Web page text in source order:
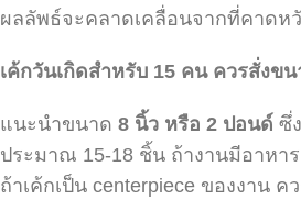
ผลลัพธ์จะคลาดเคลื่อนจากที่คาดห
เค้กวันเกิดสำหรับ 15 คน ควรสั่งข
แนะนำขนาด 8 นิ้ว หรือ 2 ปอนด์ ซึ่
ประมาณ 15-18 ชิ้น ถ้างานมีอาหา
ถ้าเค้กเป็น centerpiece ของงาน ค